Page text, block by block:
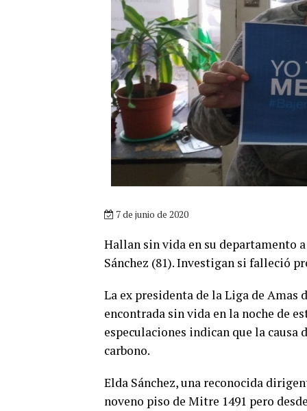
7 de junio de 2020
Hallan sin vida en su departamento
Sánchez (81). Investigan si falleció
La ex presidenta de la Liga de Amas
encontrada sin vida en la noche de
especulaciones indican que la
carbono.
Elda Sánchez, una reconocida
noveno piso de Mitre 1491 pero